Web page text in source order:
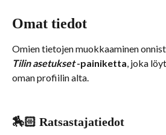
Omat tiedot
Omien tietojen muokkaaminen
Tilin asetukset -painiketta, joka
oman profiilin alta.
🏇🏻 Ratsastajatiedot